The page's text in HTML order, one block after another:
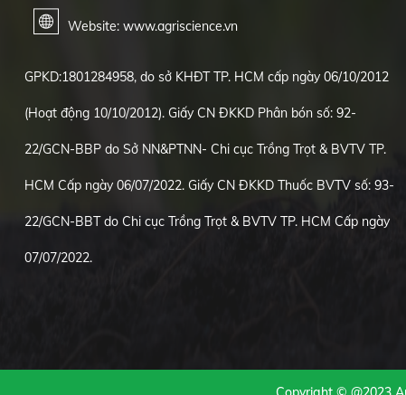
Website: www.agriscience.vn
GPKD:1801284958, do sở KHĐT TP. HCM cấp ngày 06/10/2012
(Hoạt động 10/10/2012). Giấy CN ĐKKD Phân bón số: 92-
22/GCN-BBP do Sở NN&PTNN- Chi cục Trồng Trọt & BVTV TP.
HCM Cấp ngày 06/07/2022. Giấy CN ĐKKD Thuốc BVTV số: 93-
22/GCN-BBT do Chi cục Trồng Trọt & BVTV TP. HCM Cấp ngày
07/07/2022.